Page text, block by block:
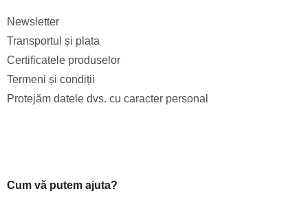
Newsletter
Transportul și plata
Certificatele produselor
Termeni și condiții
Protejăm datele dvs. cu caracter personal
Cum vă putem ajuta?